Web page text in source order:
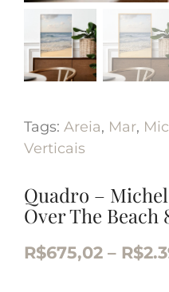
Tags: Areia, Mar,
Verticais
Quadro –
Over The Beach
R$675,02 – R$